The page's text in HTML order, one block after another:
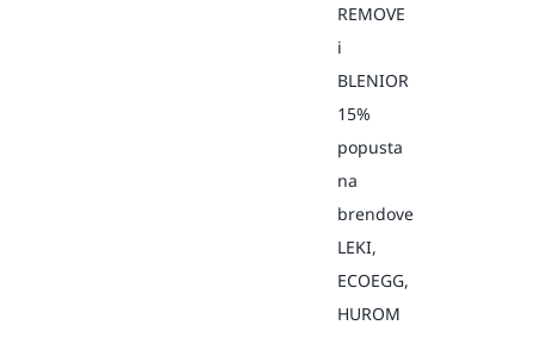
REMOVE
i
BLENIOR
15%
popusta
na
brendove
LEKI,
ECOEGG,
HUROM